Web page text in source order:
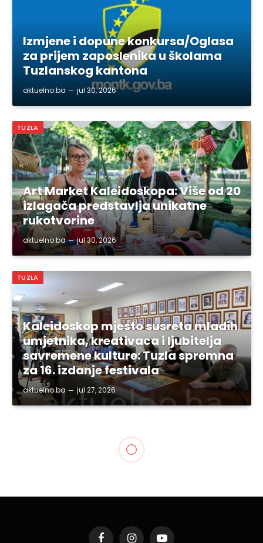
Izmjene i dopune konkursa/Oglasa
za prijem zaposlenika u školama
Tuzlanskog kantona
aktuelno.ba jul 30, 2026
TUZLA
Art Market Kaleidoskopa: Više od 20
izlagača predstavlja unikatne
rukotvorine
aktuelno.ba jul 30, 2026
TUZLA
Kaleidoskop mjesto susreta mladih
umjetnika, kreativaca i ljubitelja
savremene kulture: Tuzla spremna
za 16. izdanje festivala
aktuelno.ba jul 27, 2026
Prve grupe budućih
hadžija krenule iz Medine